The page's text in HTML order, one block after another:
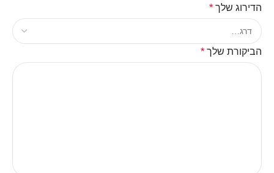
הדירוג שלך *
הביקורת שלך *